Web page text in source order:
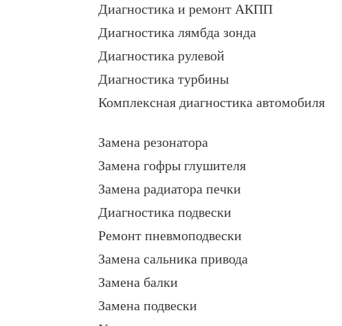
Диагностика и ремонт АКПП
Диагностика лямбда зонда
Диагностика рулевой
Диагностика турбины
Комплексная диагностика автомобиля
Замена резонатора
Замена гофры глушителя
Замена радиатора печки
Диагностика подвески
Ремонт пневмоподвески
Замена сальника привода
Замена балки
Замена подвески